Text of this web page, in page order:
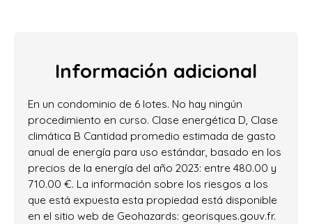
Información adicional
En un condominio de 6 lotes. No hay ningún
procedimiento en curso. Clase energética D, Clase
climática B Cantidad promedio estimada de gasto
anual de energía para uso estándar, basado en los
precios de la energía del año 2023: entre 480.00 y
710.00 €. La información sobre los riesgos a los
que está expuesta esta propiedad está disponible
en el sitio web de Geohazards: georisques.gouv.fr.